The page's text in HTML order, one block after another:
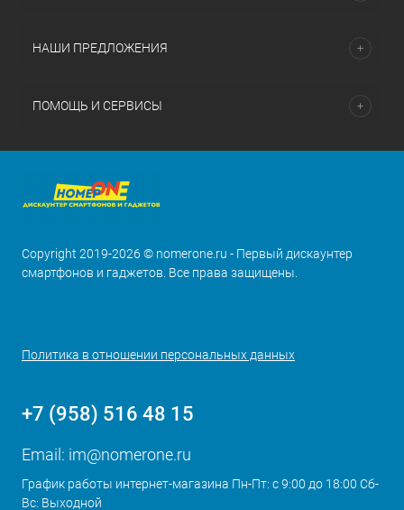
НАШИ ПРЕДЛОЖЕНИЯ
ПОМОЩЬ И СЕРВИСЫ
Copyright 2019-2026 © nomerone.ru - Первый дискаунтер
смартфонов и гаджетов. Все права защищены.
Политика в отношении персональных данных
+7 (958) 516 48 15
Email: im@nomerone.ru
График работы интернет-магазина Пн-Пт: с 9:00 до 18:00 Сб-
Вс: Выходной